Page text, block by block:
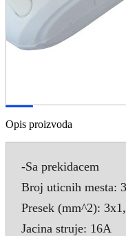
Opis proizvoda
-Sa prekidacem
Broj uticnih mesta: 3
Presek (mm^2):
Jacina struje: 16A